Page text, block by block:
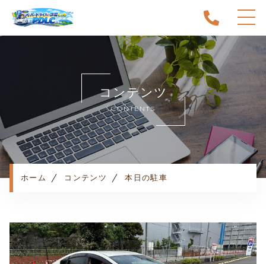
ホーム
当スクールについて
キャンペーン
料金表・コース
出張エリア
予約状況
コンテンツ
利用規約
コンテンツ
CONTENTS
ホーム コンテンツ 本日の駐車